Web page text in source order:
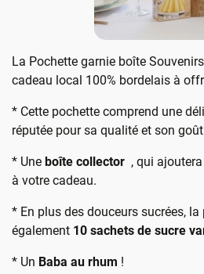
La Pochette garnie boîte
cadeau local 100% bordelais à
* Cette pochette comprend une
réputée pour sa qualité et son
* Une boîte collector , qui
à votre cadeau.
* En plus des douceurs sucrées,
également 10 sachets de sucre
* Un Baba au rhum !